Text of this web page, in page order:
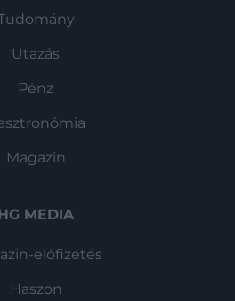
Utazás
Pénz
Magazin
MEDIA
előfizetés
Haszon